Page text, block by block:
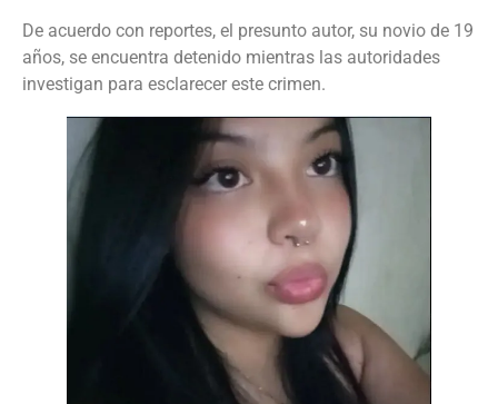
De acuerdo con reportes, el presunto autor, su novio de 19
años, se encuentra detenido mientras las autoridades
investigan para esclarecer este crimen.